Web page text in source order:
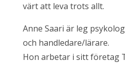
värt att leva trots allt.
Anne Saari är leg
och handledare/lärare.
Hon arbetar i sitt företag